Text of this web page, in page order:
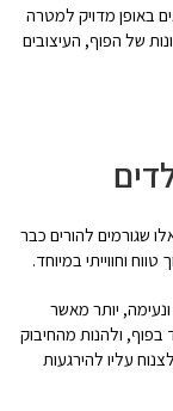
באופן מדויק למטרה
של הפוף, העיצובים
שגורמים להורים כבר
וחווייתי במיוחד.
יותר מאשר
ולהנות מהחיבוק
עליו להירגעות